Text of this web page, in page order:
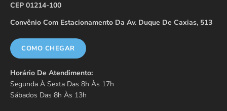
CEP 01214-100
Convênio Com Estacionamento Da Av. Duque De Caxias, 513
COMO CHEGAR
Horário De Atendimento:
Segunda À Sexta Das 8h Às 17h
Sábados Das 8h Às 13h